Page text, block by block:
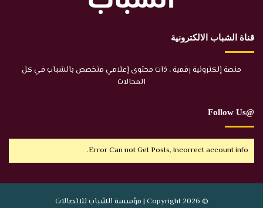
قناة الشباب الالكترونية
منصة إلكترونية رقمية ، ذات محتوى إعلامي متخصص بالشباب في كل
المجالات
@Follow Us
Error Can not Get Posts, Incorrect account info.
© Copyright 2026 | مؤسسة الشباب للاتصالات